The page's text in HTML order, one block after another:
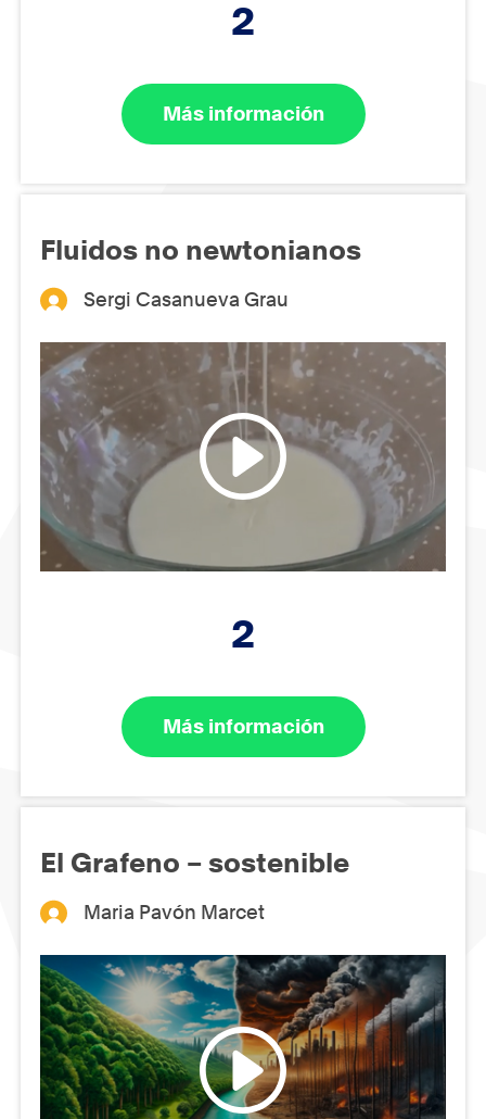
2
Más información
Fluidos no newtonianos
Sergi Casanueva Grau
2
Más información
El Grafeno – sostenible
Maria Pavón Marcet